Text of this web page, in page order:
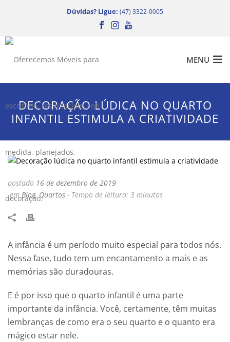
Dúvidas? Ligue: (47) 3322-0005
DECORAÇÃO LÚDICA NO QUARTO
INFANTIL ESTIMULA A CRIATIVIDADE
postado 16 de dezembro de 2019
emBlog,Quartos - Tempo de leitura: 3 minutos
A infância é um período muito especial para todos nós.
Nessa fase, tudo tem um encantamento a mais e as
memórias são duradouras.
E é por isso que o quarto infantil é uma parte
importante da infância. Você, certamente, têm muitas
lembranças de como era o seu quarto e o quanto era
mágico estar nele.